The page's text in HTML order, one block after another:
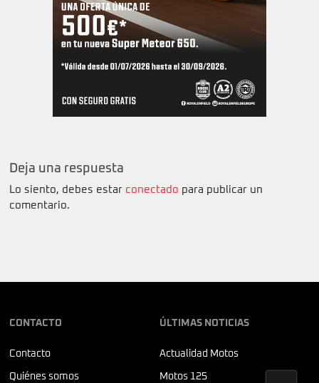
Deja una respuesta
Lo siento, debes estar conectado para publicar un
comentario.
CONTACTO
Contacto
Quiénes somos
ÚLTIMAS NOTICIAS
Actualidad Motos
Motos 125